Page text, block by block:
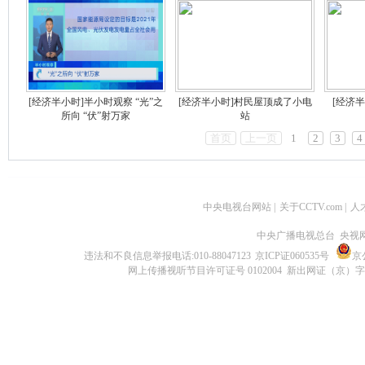
[经济半小时]半小时观察 “光”之
所向 “伏”射万家
[经济半小时]村民屋顶成了小电
站
[经济
首页 上一页 1 2 3 4
中央电视台网站 关于CCTV.com 人
中央广播电视总台 央视
违法和不良信息举报电话:010-88047123 京ICP证060535号
京
网上传播视听节目许可证号 0102004 新出网证（京）